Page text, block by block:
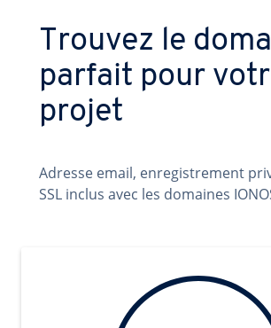
Trouvez le
parfait pour
projet
Adresse email, enregistrement
SSL inclus avec les domaines